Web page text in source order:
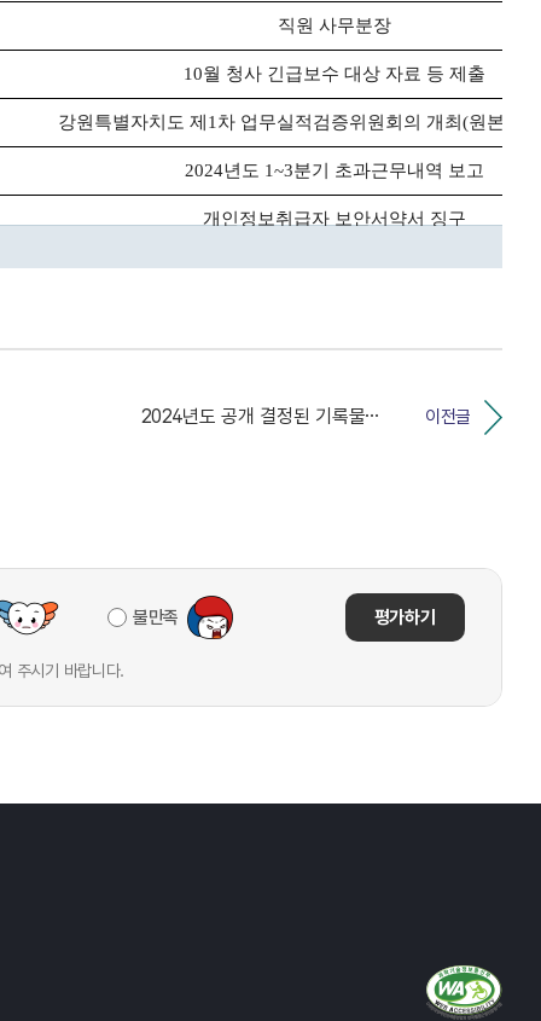
이전글
2024년도 공개 결정된 기록물 목록 게시
불만족 평가하기
주시기 바랍니다.